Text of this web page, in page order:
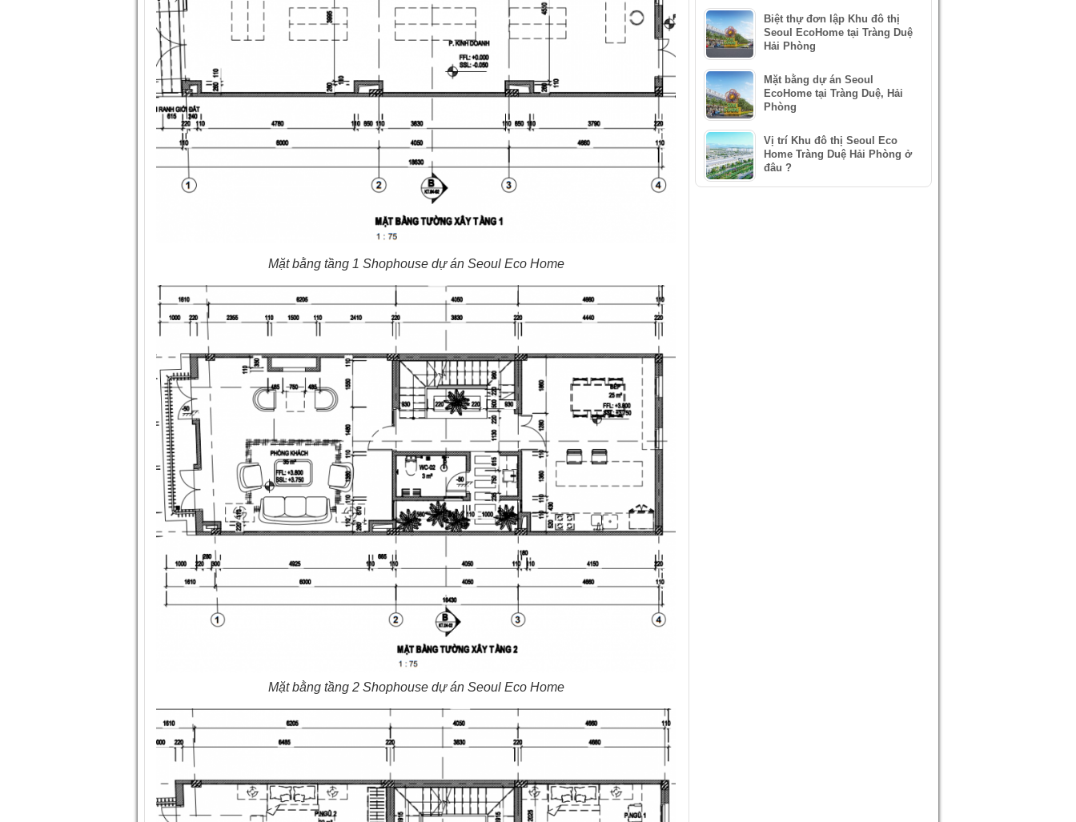
Mặt bằng tầng 1 Shophouse dự án Seoul Eco Home
Mặt bằng tầng 2 Shophouse dự án Seoul Eco Home
Biệt thự đơn lập Khu đô thị
Seoul EcoHome tại Tràng Duệ
Hải Phòng
Mặt bằng dự án Seoul
EcoHome tại Tràng Duệ, Hải
Phòng
Vị trí Khu đô thị Seoul Eco
Home Tràng Duệ Hải Phòng ở
đâu ?